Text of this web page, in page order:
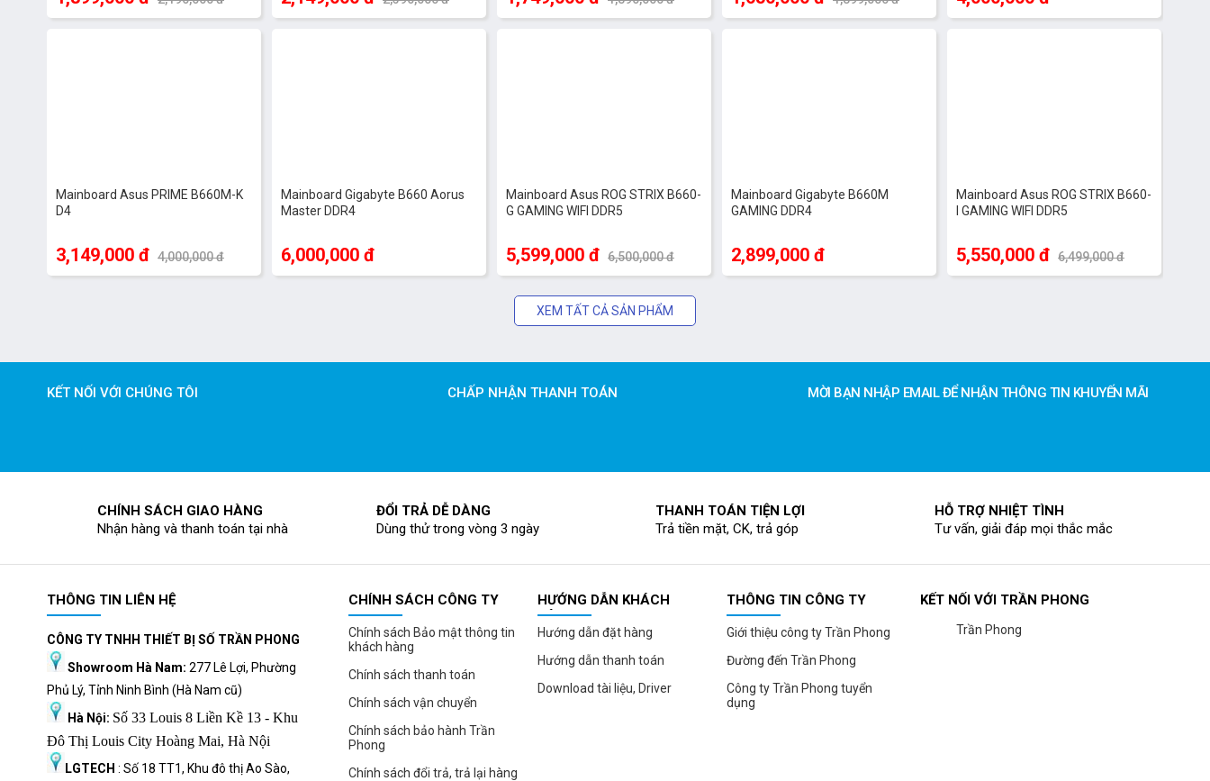
Mainboard Asus PRIME B660M-K
D4
3,149,000 đ 4,000,000 đ
Mainboard Gigabyte B660 Aorus
Master DDR4
6,000,000 đ
Mainboard Asus ROG STRIX B660-
G GAMING WIFI DDR5
5,599,000 đ 6,500,000 đ
Mainboard Gigabyte B660M
GAMING DDR4
2,899,000 đ
Mainboard Asus ROG STRIX B660-
I GAMING WIFI DDR5
5,550,000 đ 6,499,000 đ
XEM TẤT CẢ SẢN PHẨM
KẾT NỐI VỚI CHÚNG TÔI CHẤP NHẬN THANH TOÁN MỜI BẠN NHẬP EMAIL ĐỂ NHẬN THÔNG TIN KHUYẾN MÃI
CHÍNH SÁCH GIAO HÀNG
Nhận hàng và thanh toán tại nhà
ĐỔI TRẢ DỄ DÀNG
Dùng thử trong vòng 3 ngày
THANH TOÁN TIỆN LỢI
Trả tiền mặt, CK, trả góp
HỖ TRỢ NHIỆT TÌNH
Tư vấn, giải đáp mọi thắc mắc
KẾT NỐI VỚI TRẦN PHONG
Trần Phong
THÔNG TIN LIÊN HỆ
CÔNG TY TNHH THIẾT BỊ SỐ TRẦN PHONG
Showroom Hà Nam: 277 Lê Lợi, Phường
Phủ Lý, Tỉnh Ninh Bình (Hà Nam cũ)
Hà Nội: Số 33 Louis 8 Liền Kề 13 - Khu
Đô Thị Louis City Hoàng Mai, Hà Nội
LGTECH : Số 18 TT1, Khu đô thị Ao Sào,
CHÍNH SÁCH CÔNG TY
Chính sách Bảo mật thông tin
khách hàng
Chính sách thanh toán
Chính sách vận chuyển
Chính sách bảo hành Trần
Phong
Chính sách đổi trả, trả lại hàng
HƯỚNG DẪN KHÁCH
HÀNG
Hướng dẫn đặt hàng
Hướng dẫn thanh toán
Download tài liệu, Driver
THÔNG TIN CÔNG TY
Giới thiệu công ty Trần Phong
Đường đến Trần Phong
Công ty Trần Phong tuyển
dụng